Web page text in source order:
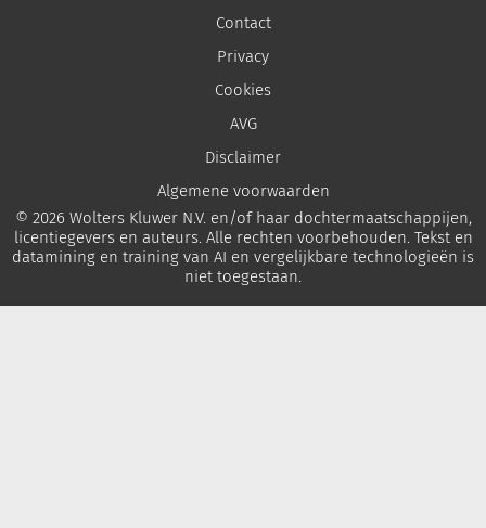
Contact
Privacy
Cookies
AVG
Disclaimer
Algemene voorwaarden
© 2026 Wolters Kluwer N.V. en/of haar dochtermaatschappijen,
licentiegevers en auteurs. Alle rechten voorbehouden. Tekst en
datamining en training van AI en vergelijkbare technologieën is
niet toegestaan.